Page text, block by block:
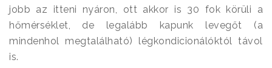
jobb az itteni nyáron, ott akkor is 30 fok körüli a
hőmérséklet, de legalább kapunk levegőt (a
mindenhol megtalálható) légkondicionálóktól távol
is.